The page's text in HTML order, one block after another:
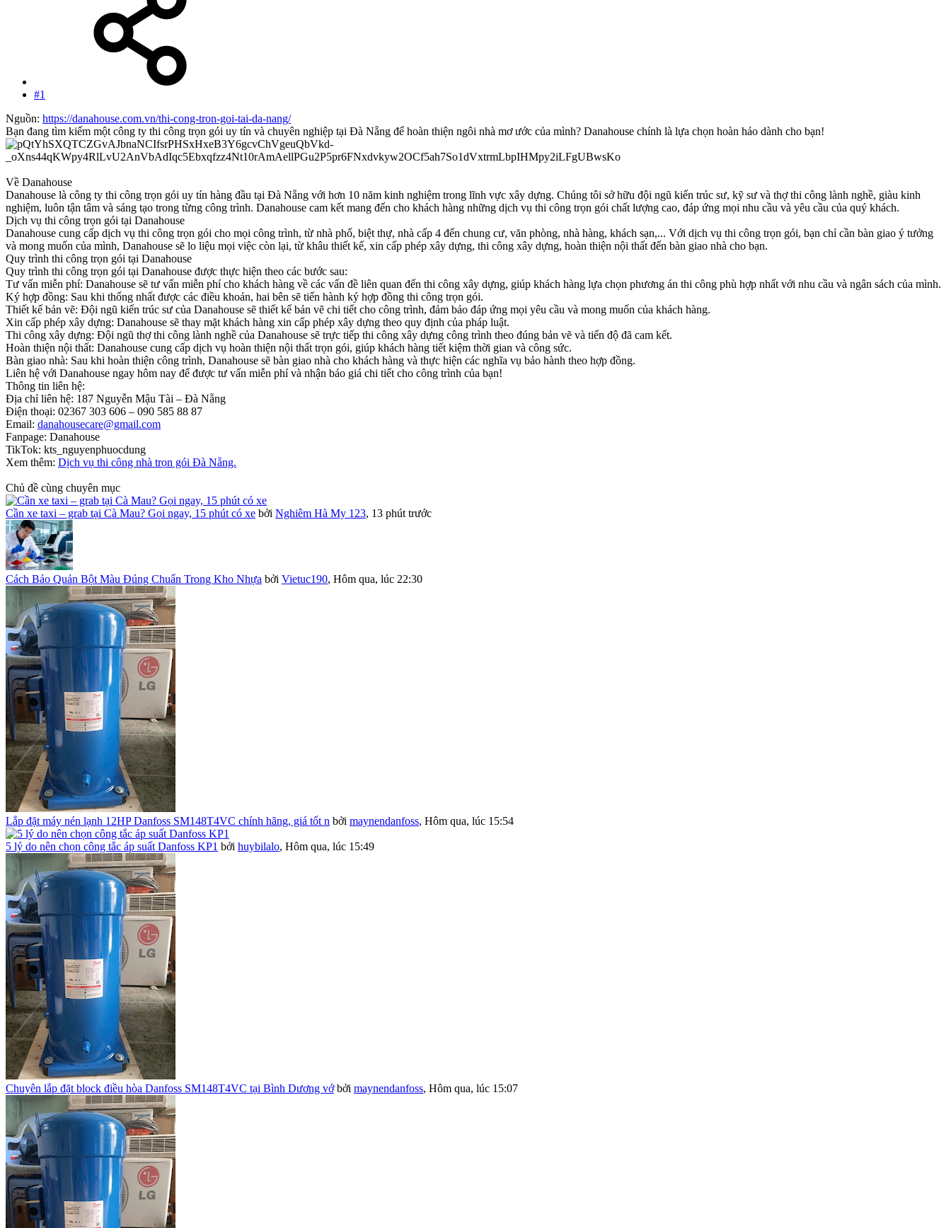
#1
Nguồn: https://danahouse.com.vn/thi-cong-tron-goi-tai-da-nang/
Bạn đang tìm kiếm một công ty thi công trọn gói uy tín và chuyên nghiệp tại Đà Nẵng để hoàn thiện ngôi nhà mơ ước của mình? Danahouse chính là lựa chọn hoàn hảo dành cho bạn!
Về Danahouse
Danahouse là công ty thi công trọn gói uy tín hàng đầu tại Đà Nẵng với hơn 10 năm kinh nghiệm trong lĩnh vực xây dựng. Chúng tôi sở hữu đội ngũ kiến trúc sư, kỹ sư và thợ thi công lành nghề, giàu kinh
nghiệm, luôn tận tâm và sáng tạo trong từng công trình. Danahouse cam kết mang đến cho khách hàng những dịch vụ thi công trọn gói chất lượng cao, đáp ứng mọi nhu cầu và yêu cầu của quý khách.
Dịch vụ thi công trọn gói tại Danahouse
Danahouse cung cấp dịch vụ thi công trọn gói cho mọi công trình, từ nhà phố, biệt thự, nhà cấp 4 đến chung cư, văn phòng, nhà hàng, khách sạn,... Với dịch vụ thi công trọn gói, bạn chỉ cần bàn giao ý tưởng
và mong muốn của mình, Danahouse sẽ lo liệu mọi việc còn lại, từ khâu thiết kế, xin cấp phép xây dựng, thi công xây dựng, hoàn thiện nội thất đến bàn giao nhà cho bạn.
Quy trình thi công trọn gói tại Danahouse
Quy trình thi công trọn gói tại Danahouse được thực hiện theo các bước sau:
Tư vấn miễn phí: Danahouse sẽ tư vấn miễn phí cho khách hàng về các vấn đề liên quan đến thi công xây dựng, giúp khách hàng lựa chọn phương án thi công phù hợp nhất với nhu cầu và ngân sách của mình.
Ký hợp đồng: Sau khi thống nhất được các điều khoản, hai bên sẽ tiến hành ký hợp đồng thi công trọn gói.
Thiết kế bản vẽ: Đội ngũ kiến trúc sư của Danahouse sẽ thiết kế bản vẽ chi tiết cho công trình, đảm bảo đáp ứng mọi yêu cầu và mong muốn của khách hàng.
Xin cấp phép xây dựng: Danahouse sẽ thay mặt khách hàng xin cấp phép xây dựng theo quy định của pháp luật.
Thi công xây dựng: Đội ngũ thợ thi công lành nghề của Danahouse sẽ trực tiếp thi công xây dựng công trình theo đúng bản vẽ và tiến độ đã cam kết.
Hoàn thiện nội thất: Danahouse cung cấp dịch vụ hoàn thiện nội thất trọn gói, giúp khách hàng tiết kiệm thời gian và công sức.
Bàn giao nhà: Sau khi hoàn thiện công trình, Danahouse sẽ bàn giao nhà cho khách hàng và thực hiện các nghĩa vụ bảo hành theo hợp đồng.
Liên hệ với Danahouse ngay hôm nay để được tư vấn miễn phí và nhận báo giá chi tiết cho công trình của bạn!
Thông tin liên hệ:
Địa chỉ liên hệ: 187 Nguyễn Mậu Tài – Đà Nẵng
Điện thoại: 02367 303 606 – 090 585 88 87
Email: danahousecare@gmail.com
Fanpage: Danahouse
TikTok: kts_nguyenphuocdung
Xem thêm: Dịch vụ thi công nhà trọn gói Đà Nẵng.
Chủ đề cùng chuyên mục
Cần xe taxi – grab tại Cà Mau? Gọi ngay, 15 phút có xe bởi Nghiêm Hà My 123, 13 phút trước
Cách Bảo Quản Bột Màu Đúng Chuẩn Trong Kho Nhựa bởi Vietuc190, Hôm qua, lúc 22:30
Lắp đặt máy nén lạnh 12HP Danfoss SM148T4VC chính hãng, giá tốt n bởi maynendanfoss, Hôm qua, lúc 15:54
5 lý do nên chọn công tắc áp suất Danfoss KP1 bởi huybilalo, Hôm qua, lúc 15:49
Chuyên lắp đặt block điều hòa Danfoss SM148T4VC tại Bình Dương vớ bởi maynendanfoss, Hôm qua, lúc 15:07